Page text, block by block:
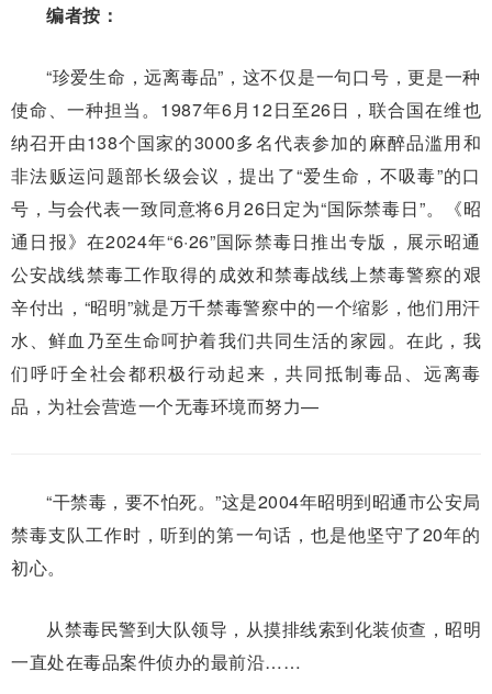
编者按：
“珍爱生命，远离毒品”，这不仅是一句口号，更是一种
使命、一种担当。1987年6月12日至26日，联合国在维也
纳召开由138个国家的3000多名代表参加的麻醉品滥用和
非法贩运问题部长级会议，提出了“爱生命，不吸毒”的口
号，与会代表一致同意将6月26日定为“国际禁毒日”。《昭
通日报》在2024年“6·26”国际禁毒日推出专版，展示昭通
公安战线禁毒工作取得的成效和禁毒战线上禁毒警察的艰
辛付出，“昭明”就是万千禁毒警察中的一个缩影，他们用汗
水、鲜血乃至生命呵护着我们共同生活的家园。在此，我
们呼吁全社会都积极行动起来，共同抵制毒品、远离毒
品，为社会营造一个无毒环境而努力—
“干禁毒，要不怕死。”这是2004年昭明到昭通市公安局
禁毒支队工作时，听到的第一句话，也是他坚守了20年的
初心。
从禁毒民警到大队领导，从摸排线索到化装侦查，昭明
一直处在毒品案件侦办的最前沿……